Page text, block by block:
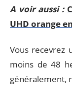
A voir aussi :
UHD orange
Vous recevrez
moins de 48
généralement,